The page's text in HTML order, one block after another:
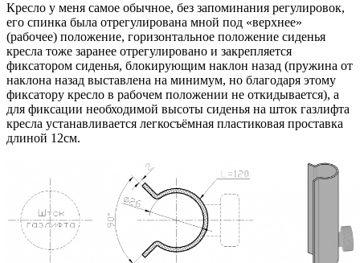
Кресло у меня самое обычное, без запоминания регулировок,
его спинка была отрегулирована мной под «верхнее»
(рабочее) положение, горизонтальное положение сиденья
кресла тоже заранее отрегулировано и закрепляется
фиксатором сиденья, блокирующим наклон назад (пружина от
наклона назад выставлена на минимум, но благодаря этому
фиксатору кресло в рабочем положении не откидывается), а
для фиксации необходимой высоты сиденья на шток газлифта
кресла устанавливается легкосъёмная пластиковая проставка
длиной 12см.